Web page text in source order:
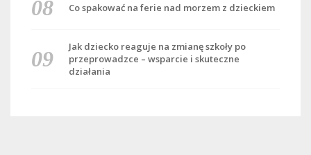
Co spakować na ferie nad morzem z dzieckiem
Jak dziecko reaguje na zmianę szkoły po
przeprowadzce – wsparcie i skuteczne
działania